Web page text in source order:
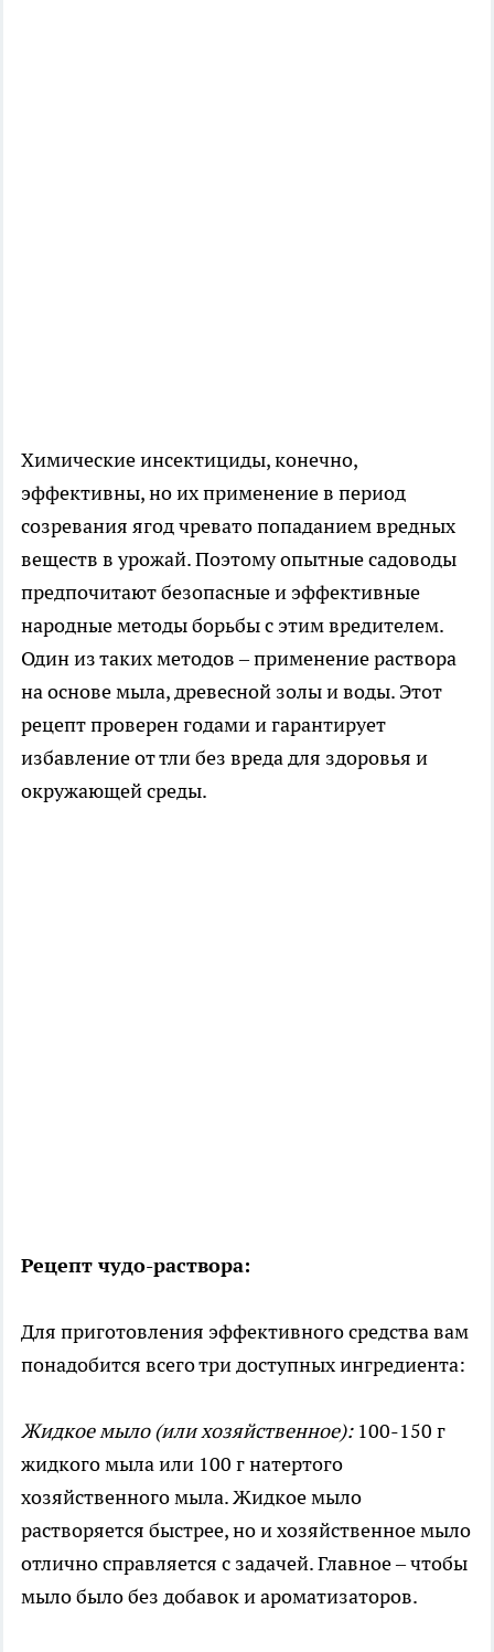
Химические инсектициды, конечно,
эффективны, но их применение в период
созревания ягод чревато попаданием вредных
веществ в урожай. Поэтому опытные садоводы
предпочитают безопасные и эффективные
народные методы борьбы с этим вредителем.
Один из таких методов – применение раствора
на основе мыла, древесной золы и воды. Этот
рецепт проверен годами и гарантирует
избавление от тли без вреда для здоровья и
окружающей среды.
Рецепт чудо-раствора:
Для приготовления эффективного средства вам
понадобится всего три доступных ингредиента:
Жидкое мыло (или хозяйственное): 100-150 г
жидкого мыла или 100 г натертого
хозяйственного мыла. Жидкое мыло
растворяется быстрее, но и хозяйственное мыло
отлично справляется с задачей. Главное – чтобы
мыло было без добавок и ароматизаторов.